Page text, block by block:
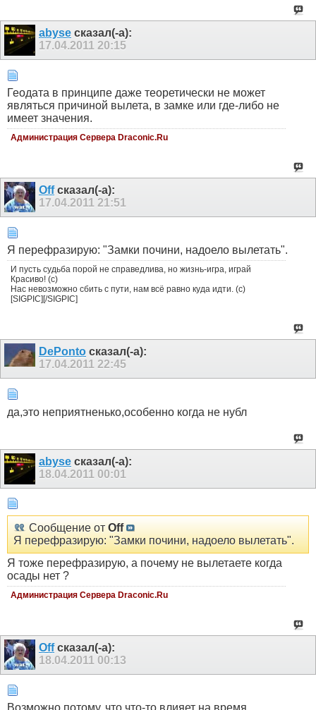
abyse сказал(-а):
17.04.2011 20:15
Геодата в принципе даже теоретически не может
являться причиной вылета, в замке или где-либо не
имеет значения.
Администрация Сервера Draconic.Ru
Offсказал(-а):
17.04.2011 21:51
Я перефразирую: "Замки почини, надоело вылетать".
И пусть судьба порой не справедлива, но жизнь-игра, играй
Красиво! (с)
Нас невозможно сбить с пути, нам всё равно куда идти. (с)
[SIGPIC][/SIGPIC]
DePonto сказал(-а):
17.04.2011 22:45
да,это неприятненько,особенно когда не нубл
abyse сказал(-а):
18.04.2011 00:01
Сообщение от Off
Я перефразирую: "Замки почини, надоело вылетать".
Я тоже перефразирую, а почему не вылетаете когда
осады нет ?
Администрация Сервера Draconic.Ru
Offсказал(-а):
18.04.2011 00:13
Возможно потому, что что-то влияет на время